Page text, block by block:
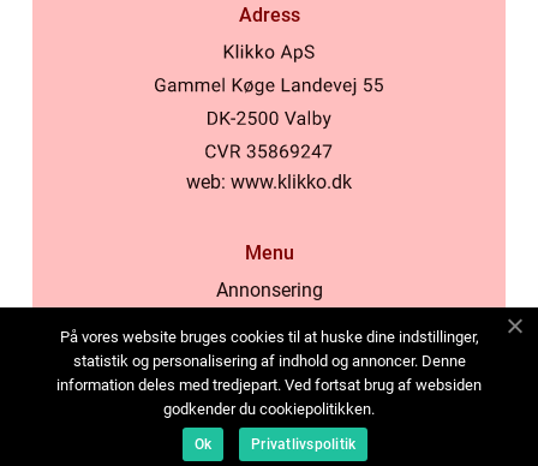
Adress
web: www.klikko.dk
Menu
Annonsering
Cookies
Kontakta oss
Sitemap
På vores website bruges cookies til at huske dine indstillinger,
statistik og personalisering af indhold og annoncer. Denne
information deles med tredjepart. Ved fortsat brug af websiden
godkender du cookiepolitikken.
Ok Privatlivspolitik